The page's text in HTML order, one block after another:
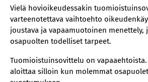
Vielä hovioikeudessakin
varteenotettava vaihtoehto
joustava ja vapaamuotoinen menettely,
osapuolten todelliset tarpeet.
Tuomioistuinsovittelu on
aloittaa silloin kun molemmat